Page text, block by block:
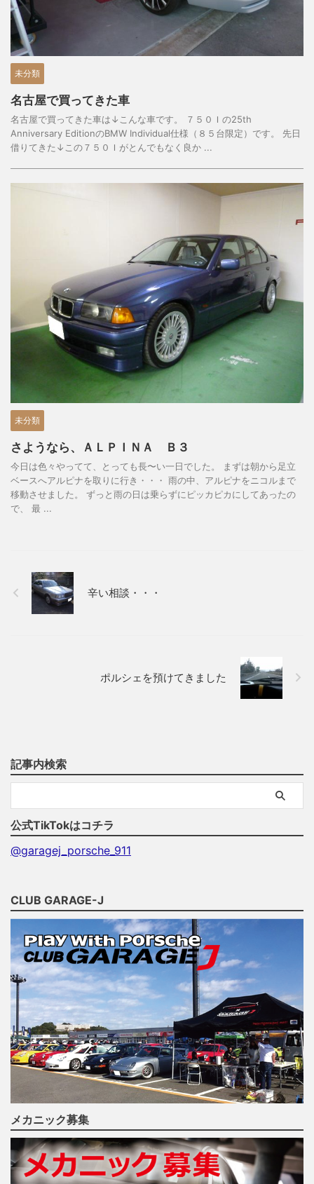
未分類
名古屋で買ってきた車
名古屋で買ってきた車は↓こんな車です。 ７５０Ｉの25th
Anniversary EditionのBMW Individual仕様（８５台限定）です。 先日
借りてきた↓この７５０Ｉがとんでもなく良か ...
未分類
さようなら、ＡＬＰＩＮＡ Ｂ３
今日は色々やってて、とっても長〜い一日でした。 まずは朝から足立
ベースへアルピナを取りに行き・・・ 雨の中、アルピナをニコルまで
移動させました。 ずっと雨の日は乗らずにピッカピカにしてあったの
で、 最 ...
辛い相談・・・
ポルシェを預けてきました
記事内検索
公式TikTokはコチラ
@garagej_porsche_911
CLUB GARAGE-J
メカニック募集